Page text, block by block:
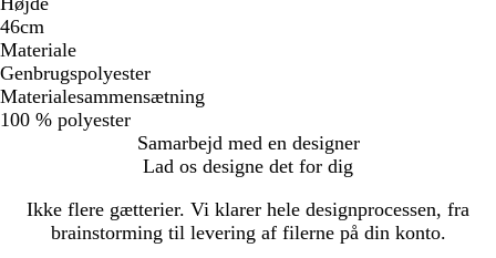
46cm
Materiale
Genbrugspolyester
Materialesammensætning
100 % polyester
Samarbejd med en designer
Lad os designe det for dig
Ikke flere gætterier. Vi klarer hele designprocessen, fra
brainstorming til levering af filerne på din konto.